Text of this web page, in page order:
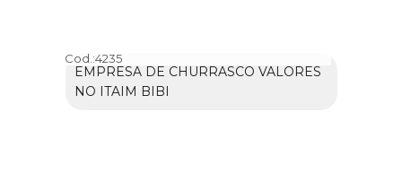
Cod.:4235
EMPRESA DE CHURRASCO VALORES
NO ITAIM BIBI